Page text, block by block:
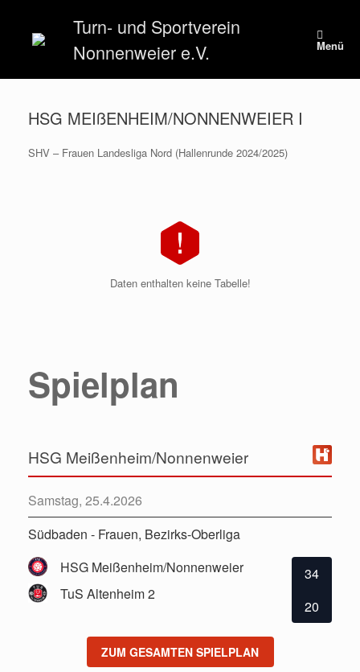
springen
Turn- und Sportverein
Nonnenweier e.V.
Menü
HSG MEIßENHEIM/NONNENWEIER I
SHV – Frauen Landesliga Nord (Hallenrunde 2024/2025)
Daten enthalten keine Tabelle!
Spielplan
HSG Meißenheim/Nonnenweier
Samstag, 25.4.2026
Südbaden - Frauen, Bezirks-Oberliga
HSG Meißenheim/Nonnenweier
TuS Altenheim 2
34
20
ZUM GESAMTEN SPIELPLAN